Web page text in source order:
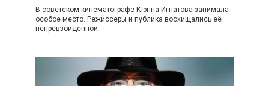
В советском кинематографе Кюнна Игнатова занимала
особое место. Режиссеры и публика восхищались её
непревзойдённой